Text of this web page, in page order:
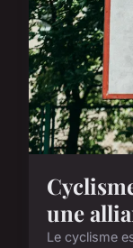
une
Le cyclisme